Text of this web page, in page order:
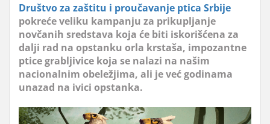
Društvo za zaštitu i proučavanje ptica Srbije
pokreće veliku kampanju za prikupljanje
novčanih sredstava koja će biti iskorišćena za
dalji rad na opstanku orla krstaša, impozantne
ptice grabljivice koja se nalazi na našim
nacionalnim obeležjima, ali je već godinama
unazad na ivici opstanka.